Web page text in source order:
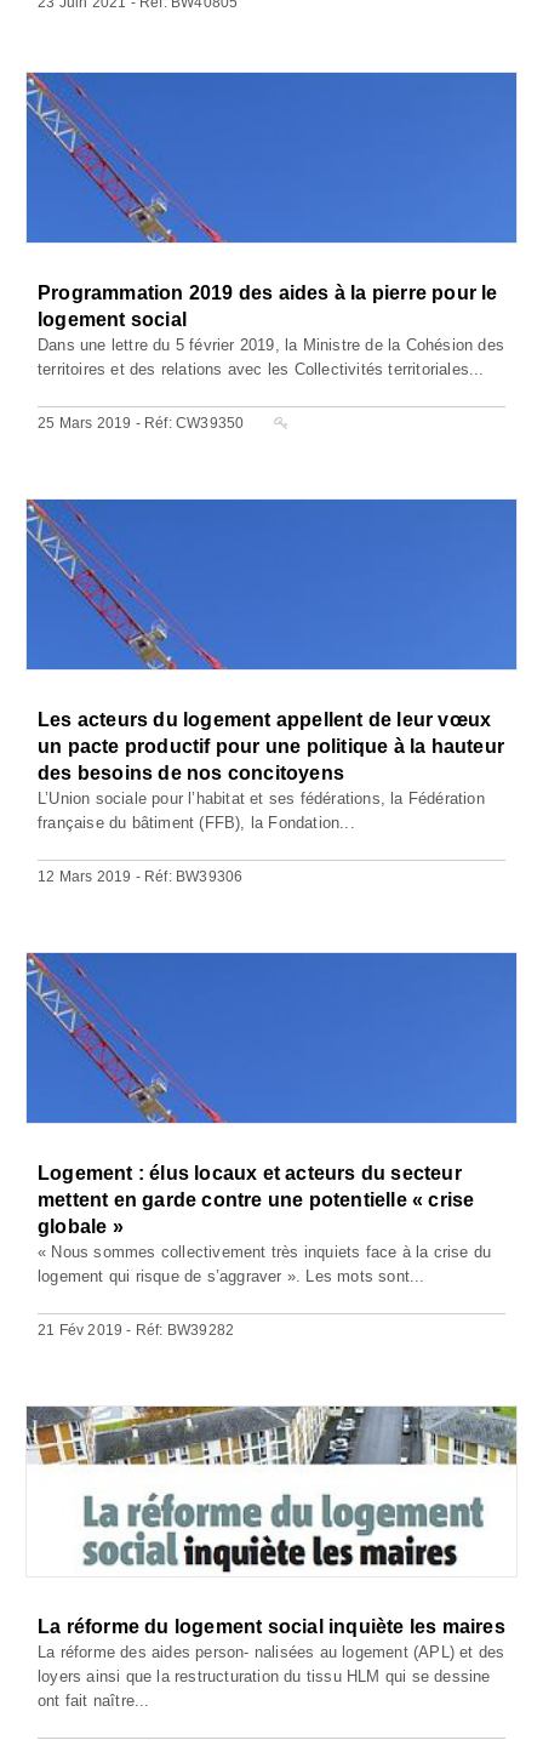
Programmation 2019 des aides à la pierre pour le
logement social
Dans une lettre du 5 février 2019, la Ministre de la Cohésion des
territoires et des relations avec les Collectivités territoriales...
25 Mars 2019 - Réf: CW39350
Les acteurs du logement appellent de leur vœux
un pacte productif pour une politique à la hauteur
des besoins de nos concitoyens
L’Union sociale pour l’habitat et ses fédérations, la Fédération
française du bâtiment (FFB), la Fondation...
12 Mars 2019 - Réf: BW39306
Logement : élus locaux et acteurs du secteur
mettent en garde contre une potentielle « crise
globale »
« Nous sommes collectivement très inquiets face à la crise du
logement qui risque de s’aggraver ». Les mots sont...
21 Fév 2019 - Réf: BW39282
La réforme du logement social inquiète les maires
La réforme des aides person- nalisées au logement (APL) et des
loyers ainsi que la restructuration du tissu HLM qui se dessine
ont fait naître...